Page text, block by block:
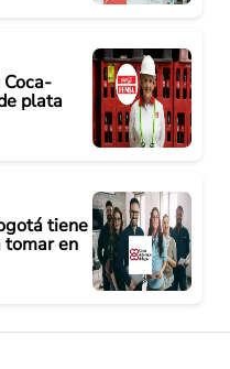
plata
tiene
tomar en